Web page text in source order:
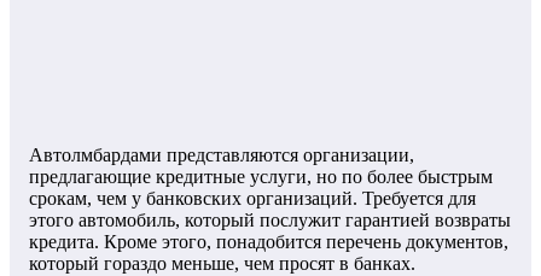
Автолмбардами представляются организации,
предлагающие кредитные услуги, но по более быстрым
срокам, чем у банковских организаций. Требуется для
этого автомобиль, который послужит гарантией возвраты
кредита. Кроме этого, понадобится перечень документов,
который гораздо меньше, чем просят в банках.